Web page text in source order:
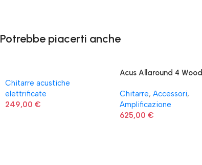
Potrebbe piacerti anche
Chitarre acustiche
elettrificate
249,00 €
Acus Allaround 4 Wood
Chitarre, Accessori,
Amplificazione
625,00 €